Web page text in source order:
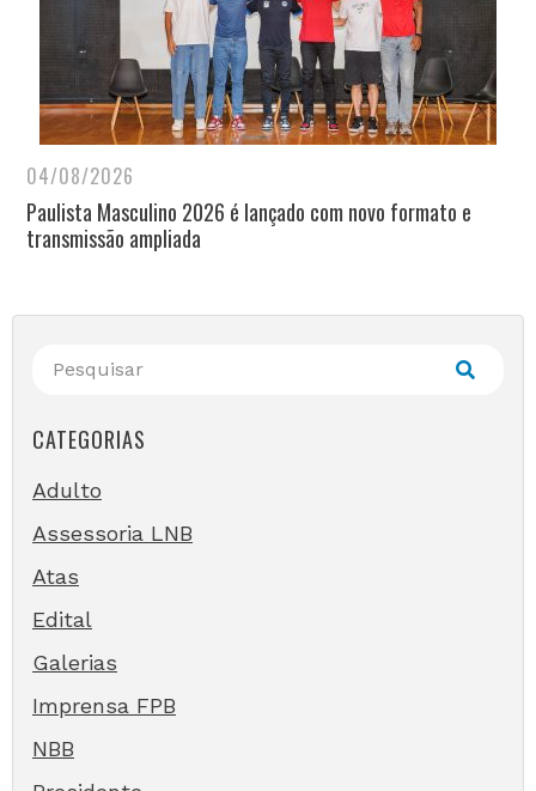
04/08/2026
Paulista Masculino 2026 é lançado com novo formato e
transmissão ampliada
CATEGORIAS
Adulto
Assessoria LNB
Atas
Edital
Galerias
Imprensa FPB
NBB